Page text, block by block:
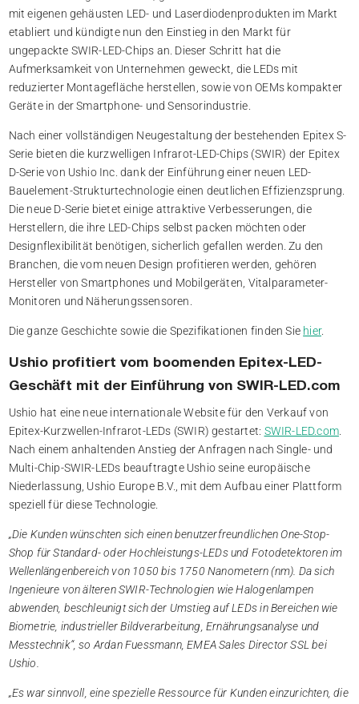
mit eigenen gehäusten LED- und Laserdiodenprodukten im Markt
etabliert und kündigte nun den Einstieg in den Markt für
ungepackte SWIR-LED-Chips an. Dieser Schritt hat die
Aufmerksamkeit von Unternehmen geweckt, die LEDs mit
reduzierter Montagefläche herstellen, sowie von OEMs kompakter
Geräte in der Smartphone- und Sensorindustrie.
Nach einer vollständigen Neugestaltung der bestehenden Epitex S-
Serie bieten die kurzwelligen Infrarot-LED-Chips (SWIR) der Epitex
D-Serie von Ushio Inc. dank der Einführung einer neuen LED-
Bauelement-Strukturtechnologie einen deutlichen Effizienzsprung.
Die neue D-Serie bietet einige attraktive Verbesserungen, die
Herstellern, die ihre LED-Chips selbst packen möchten oder
Designflexibilität benötigen, sicherlich gefallen werden. Zu den
Branchen, die vom neuen Design profitieren werden, gehören
Hersteller von Smartphones und Mobilgeräten, Vitalparameter-
Monitoren und Näherungssensoren.
Die ganze Geschichte sowie die Spezifikationen finden Sie hier.
Ushio profitiert vom boomenden Epitex-LED-
Geschäft mit der Einführung von SWIR-LED.com
Ushio hat eine neue internationale Website für den Verkauf von
Epitex-Kurzwellen-Infrarot-LEDs (SWIR) gestartet: SWIR-LED.com.
Nach einem anhaltenden Anstieg der Anfragen nach Single- und
Multi-Chip-SWIR-LEDs beauftragte Ushio seine europäische
Niederlassung, Ushio Europe B.V., mit dem Aufbau einer Plattform
speziell für diese Technologie.
„Die Kunden wünschten sich einen benutzerfreundlichen One-Stop-
Shop für Standard- oder Hochleistungs-LEDs und Fotodetektoren im
Wellenlängenbereich von 1050 bis 1750 Nanometern (nm). Da sich
Ingenieure von älteren SWIR-Technologien wie Halogenlampen
abwenden, beschleunigt sich der Umstieg auf LEDs in Bereichen wie
Biometrie, industrieller Bildverarbeitung, Ernährungsanalyse und
Messtechnik“, so Ardan Fuessmann, EMEA Sales Director SSL bei
Ushio.
„Es war sinnvoll, eine spezielle Ressource für Kunden einzurichten, die